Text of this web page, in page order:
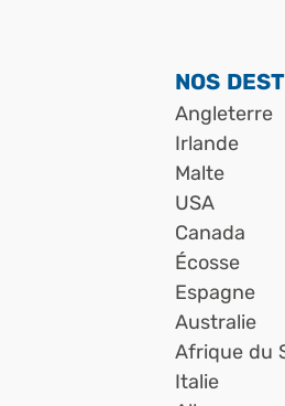
NOS
Angleterre
Irlande
Malte
USA
Canada
Écosse
Espagne
Australie
Afrique du
Italie